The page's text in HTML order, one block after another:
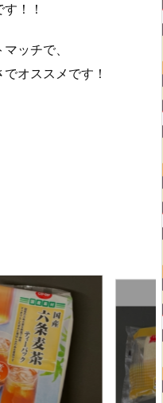
！！
ッチで、
オススメです！